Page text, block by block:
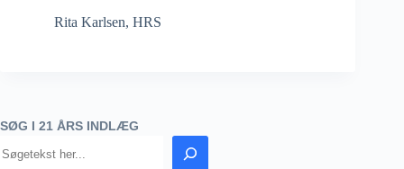
Rita Karlsen, HRS
SØG I 21 ÅRS INDLÆG